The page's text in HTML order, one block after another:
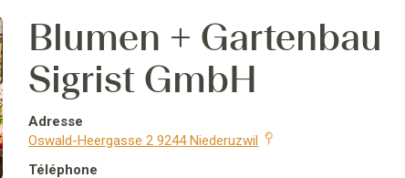
Blumen + Gartenbau
Sigrist GmbH
Adresse
Oswald-Heergasse 2 9244 Niederuzwil
Téléphone